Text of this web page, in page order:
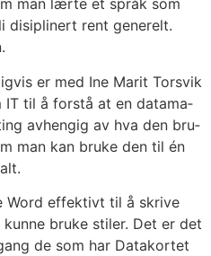
man lær­te et språk som
disi­pli­nert rent gene­relt.
er med Ine Marit Tors­vik
IT til å for­stå at en data­ma­
avhen­gig av hva den bru­
man kan bru­ke den til én
Word effek­tivt til å skri­ve
bru­ke sti­ler. Det er det
de som har Data­kor­tet